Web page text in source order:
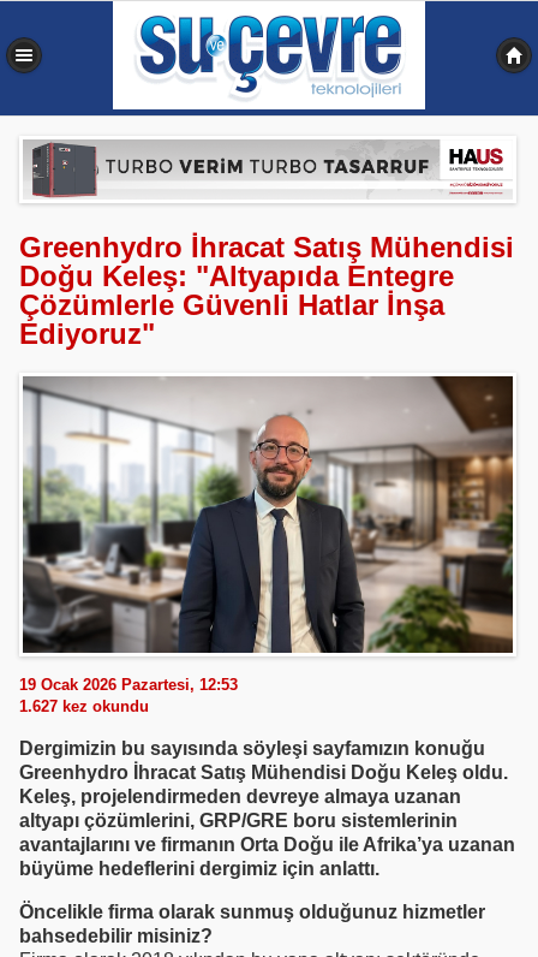
Greenhydro İhracat Satış Mühendisi
Doğu Keleş: "Altyapıda Entegre
Çözümlerle Güvenli Hatlar İnşa
Ediyoruz"
19 Ocak 2026 Pazartesi, 12:53
1.627 kez okundu
Dergimizin bu sayısında söyleşi sayfamızın konuğu
Greenhydro İhracat Satış Mühendisi Doğu Keleş oldu.
Keleş, projelendirmeden devreye almaya uzanan
altyapı çözümlerini, GRP/GRE boru sistemlerinin
avantajlarını ve firmanın Orta Doğu ile Afrika’ya uzanan
büyüme hedeflerini dergimiz için anlattı.
Öncelikle firma olarak sunmuş olduğunuz hizmetler
bahsedebilir misiniz?
0,340 sn